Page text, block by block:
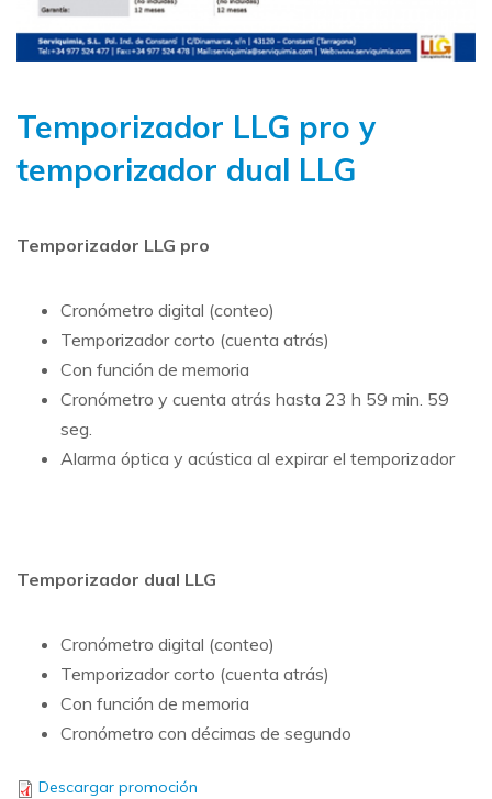
Temporizador LLG pro y
temporizador dual LLG
Temporizador LLG pro
Cronómetro digital (conteo)
Temporizador corto (cuenta atrás)
Con función de memoria
Cronómetro y cuenta atrás hasta 23 h 59 min. 59
seg.
Alarma óptica y acústica al expirar el temporizador
Temporizador dual LLG
Cronómetro digital (conteo)
Temporizador corto (cuenta atrás)
Con función de memoria
Cronómetro con décimas de segundo
Descargar promoción